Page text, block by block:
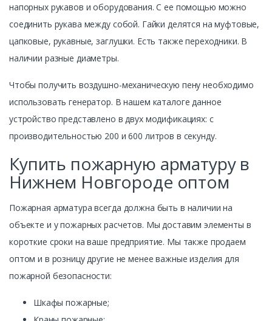
напорных рукавов и оборудования. С ее помощью можно
соединить рукава между собой. Гайки делятся на муфтовые,
цапковые, рукавные, заглушки. Есть также переходники. В
наличии разные диаметры.
Чтобы получить воздушно-механическую пену необходимо
использовать генератор. В нашем каталоге данное
устройство представлено в двух модификациях: с
производительностью 200 и 600 литров в секунду.
Купить пожарную арматуру в
Нижнем Новгороде оптом
Пожарная арматура всегда должна быть в наличии на
объекте и у пожарных расчетов. Мы доставим элементы в
короткие сроки на ваше предприятие. Мы также продаем
оптом и в розницу другие не менее важные изделия для
пожарной безопасности:
Шкафы пожарные;